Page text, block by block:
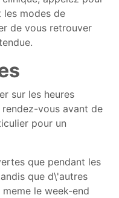
les modes de
de vous retrouver
sur les heures
vous avant de
pour un
que pendant les
que d\'autres
le week-end